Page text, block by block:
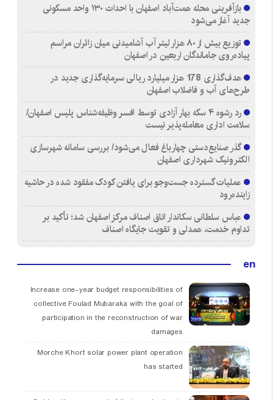
بازآفرینی محله همت‌آباد اصفهان با احداث ۱۳۰ واحد مسکونی
جدید آغاز می‌شود
توزیع بیش از ۸۰ هزار لیتر آب آشامیدنی میان زائران مراسم
پیاده‌روی جاماندگان اربعین در اصفهان
هدف‌گذاری 178 هزار میلیارد ریالی سرمایه‌گذاری جدید در
طرح‌های آب و فاضلاب اصفهان
رد رشوه ۴ سکه بهار آزادی توسط افسر وظیفه‌شناس پلیس اصفهان/
سلامت اداری معامله‌پذیر نیست
گذر صنایع‌دستی چهارباغ فعال می‌شود/ بررسی سامانه شهرسازی
الکترونیک شهرداری اصفهان
عملیات گسترده جست‌وجو برای یافتن کودک مفقود شده در حاشیه
زاینده‌رود
عباس سلطانی سکاندار اتاق اصناف مرکز اصفهان شد؛ تأکید بر
تداوم خدمت، همدلی و تقویت جایگاه اصناف
en
Increase one-year budget responsibilities of
collective Foulad Mubaraka with the goal of
participation in the reconstruction of war
damages
Morche Khort solar power plant operation
has started